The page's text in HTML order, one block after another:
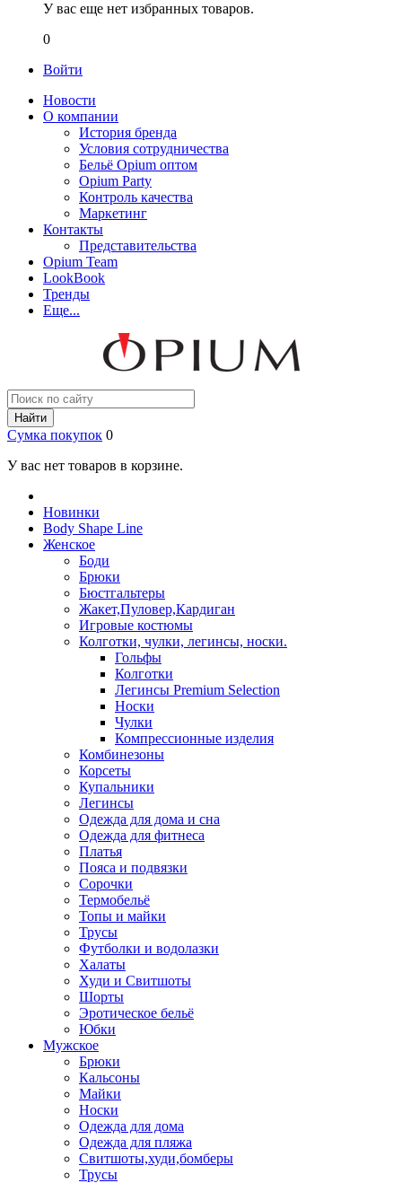
У вас еще нет избранных товаров.
0
Войти
Новости
О компании
История бренда
Условия сотрудничества
Бельё Opium оптом
Opium Party
Контроль качества
Маркетинг
Контакты
Представительства
Opium Team
LookBook
Тренды
Еще...
Найти
Сумка покупок 0
У вас нет товаров в корзине.
Новинки
Body Shape Line
Женское
Боди
Брюки
Бюстгальтеры
Жакет,Пуловер,Кардиган
Игровые костюмы
Колготки, чулки, легинсы, носки.
Гольфы
Колготки
Легинсы Premium Selection
Носки
Чулки
Компрессионные изделия
Комбинезоны
Корсеты
Купальники
Легинсы
Одежда для дома и сна
Одежда для фитнеса
Платья
Пояса и подвязки
Сорочки
Термобельё
Топы и майки
Трусы
Футболки и водолазки
Халаты
Худи и Свитшоты
Шорты
Эротическое бельё
Юбки
Мужское
Брюки
Кальсоны
Майки
Носки
Одежда для дома
Одежда для пляжа
Свитшоты,худи,бомберы
Трусы